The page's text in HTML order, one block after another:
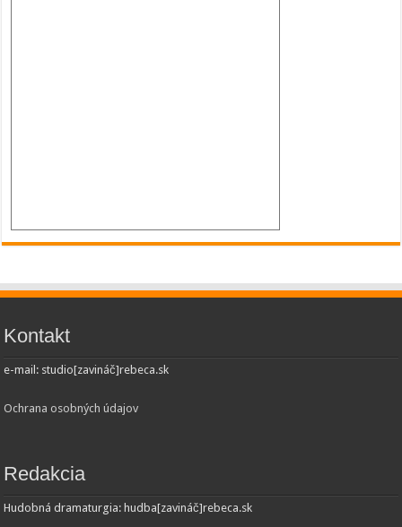
Kontakt
e-mail: studio[zavináč]rebeca.sk
Ochrana osobných údajov
Redakcia
Hudobná dramaturgia: hudba[zavináč]rebeca.sk